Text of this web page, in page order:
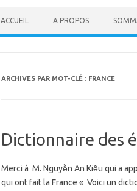
ACCUEIL A PROPOS
ARCHIVES PAR MOT-CLÉ : FRANCE
Dictionnaire des
Merci à M. Nguyễn An Kiều qui a
qui ont fait la France « Voici un